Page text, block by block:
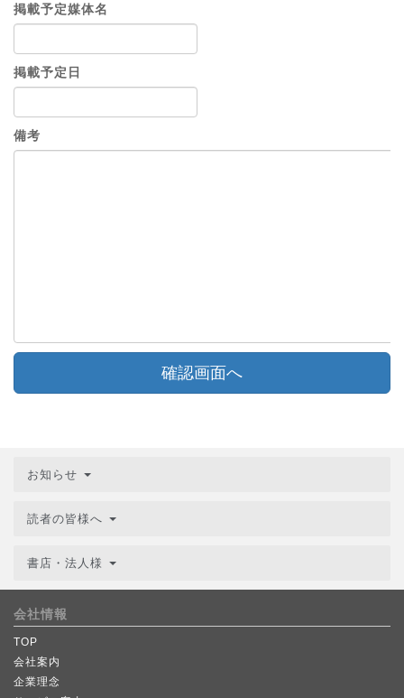
掲載予定媒体名
掲載予定日
備考
確認画面へ
お知らせ
読者の皆様へ
書店・法人様
会社情報
TOP
会社案内
企業理念